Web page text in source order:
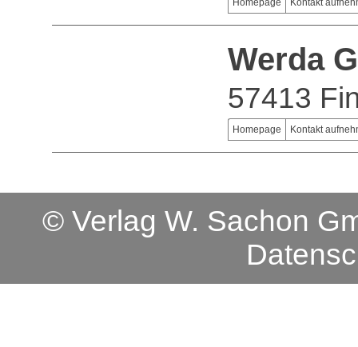
Homepage Kontakt
Werda
57413
Homepage Kontakt
© Verlag W. Sachon